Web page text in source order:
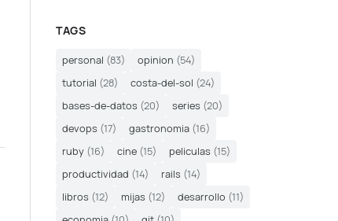
TAGS
personal (83) opinion (54)
tutorial (28) costa-del-sol (24)
bases-de-datos (20) series (20)
devops (17) gastronomia (16)
ruby (16) cine (15) peliculas (15)
productividad (14) rails (14)
libros (12) mijas (12) desarrollo (11)